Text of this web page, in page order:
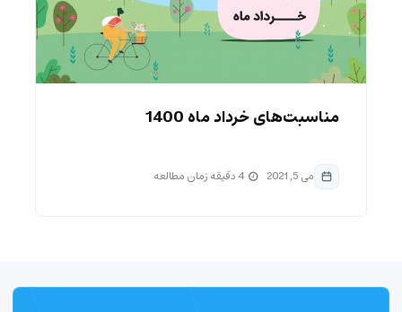
مناسبت‌های خرداد ماه 1400
می 5, 2021 4 دقیقه زمان مطالعه